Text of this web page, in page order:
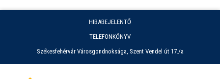
HIBABEJELENTŐ
TELEFONKÖNYV
Székesfehérvár Városgondnoksága, Szent Vendel út 17./a